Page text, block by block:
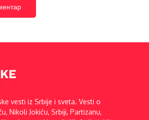
vesti iz Srbije i sveta. Vesti o
Nikoli Jokiću, Srbiji, Partizanu,